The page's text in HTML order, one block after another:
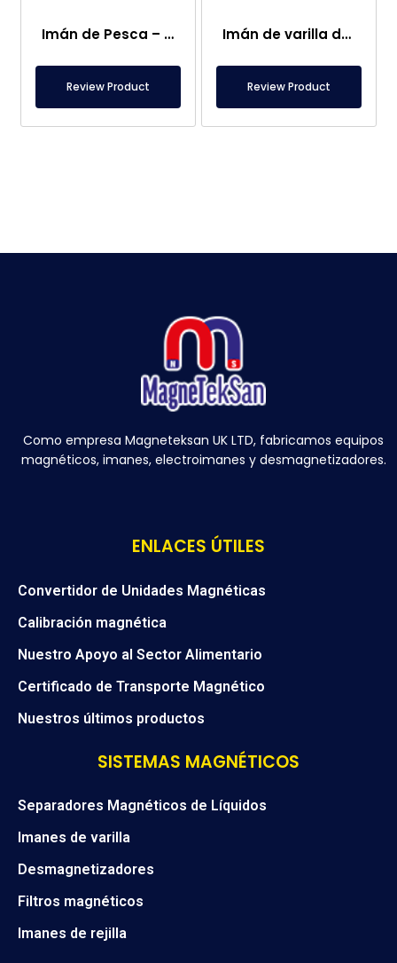
Imán de Pesca – Potente Imán de Rescate Marino
Review Product
Imán de varilla de neodimio de Ø25×250 mm – Conexión hembra M8 en un lado
Review Product
Como empresa Magneteksan UK LTD, fabricamos equipos
magnéticos, imanes, electroimanes y desmagnetizadores.
ENLACES ÚTILES
Convertidor de Unidades Magnéticas
Calibración magnética
Nuestro Apoyo al Sector Alimentario
Certificado de Transporte Magnético
Nuestros últimos productos
SISTEMAS MAGNÉTICOS
Separadores Magnéticos de Líquidos
Imanes de varilla
Desmagnetizadores
Filtros magnéticos
Imanes de rejilla